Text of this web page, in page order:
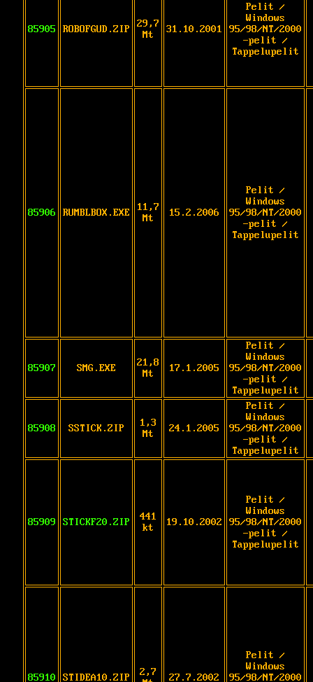
85905 ROBOFGUD.ZIP
29,7
Mt
31.10.2001
Pelit /
Windows
95/98/NT/2000
-pelit /
Tappelupelit
85906 RUMBLBOX.EXE
11,7
Mt
15.2.2006
Pelit /
Windows
95/98/NT/2000
-pelit /
Tappelupelit
85907 SMG.EXE
21,8
Mt
17.1.2005
Pelit /
Windows
95/98/NT/2000
-pelit /
Tappelupelit
85908 SSTICK.ZIP
1,3
Mt
24.1.2005
Pelit /
Windows
95/98/NT/2000
-pelit /
Tappelupelit
85909 STICKF20.ZIP
441
kt
19.10.2002
Pelit /
Windows
95/98/NT/2000
-pelit /
Tappelupelit
85910 STIDEA10.ZIP
2,7
27.7.2002
Pelit /
Windows
95/98/NT/2000